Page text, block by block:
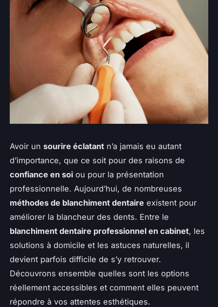
Avoir un sourire éclatant n’a jamais eu autant
d’importance, que ce soit pour des raisons de
confiance en soi ou pour la présentation
professionnelle. Aujourd’hui, de nombreuses
méthodes de blanchiment dentaire existent pour
améliorer la blancheur des dents. Entre le
blanchiment dentaire professionnel en cabinet, les
solutions à domicile et les astuces naturelles, il
devient parfois difficile de s’y retrouver.
Découvrons ensemble quelles sont les options
réellement accessibles et comment elles peuvent
répondre à vos attentes esthétiques.